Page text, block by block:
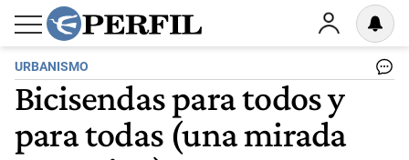
URBANISMO
Bicisendas para todos y
para todas (una mirada